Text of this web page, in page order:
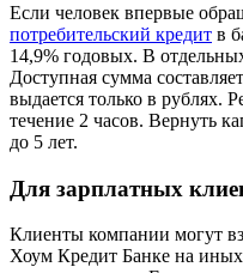
Если человек впервые
потребительский кредит в
14,9% годовых. В
Доступная сумма
выдается только в рублях.
течение 2 часов. Вернуть
до 5 лет.
Для зарплатных
Клиенты компании могут
Хоум Кредит Банке на